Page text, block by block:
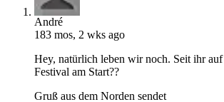
André
183 mos, 2 wks ago
Hey, natürlich leben wir noch. Seit ihr
Festival am Start??
Gruß aus dem Norden sendet